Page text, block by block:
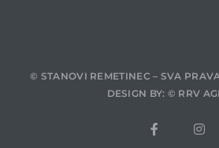
© STANOVI REMETINEC – SVA
DESIGN BY: © RRV